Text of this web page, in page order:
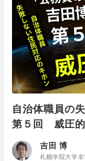
自治体職員の
第５回 威圧的
吉田 博
札幌学院大学